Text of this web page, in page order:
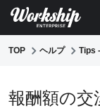
TOP ヘルプ Tips
報酬額の交